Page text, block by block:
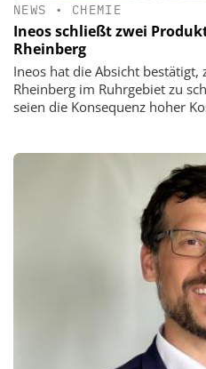
NEWS • CHEMIE
Ineos schließt zwei
Rheinberg
Ineos hat die Absicht
Rheinberg im Ruhrgebiet zu
seien die Konsequenz hoher